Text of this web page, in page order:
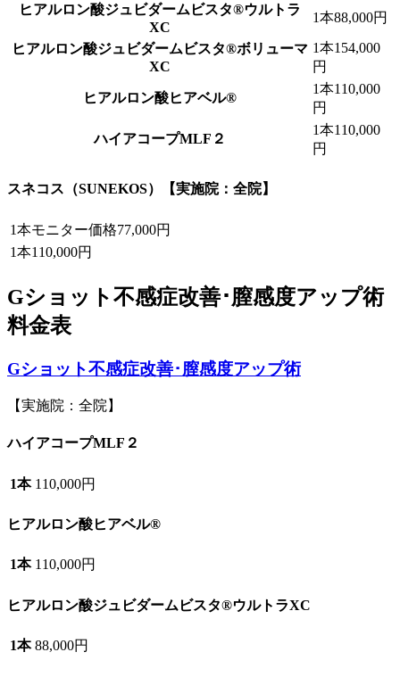
ヒアルロン酸ジュビダームビスタ®ウルトラ
XC
1本88,000円
ヒアルロン酸ジュビダームビスタ®ボリューマ
XC
1本154,000
円
ヒアルロン酸ヒアベル®
1本110,000
円
ハイアコープMLF２
1本110,000
円
スネコス（SUNEKOS） 【実施院：全院】
1本モニター価格77,000円
1本110,000円
Gショット不感症改善･膣感度アップ術
料金表
Gショット不感症改善･膣感度アップ術
【実施院：全院】
ハイアコープMLF２
1本 110,000円
ヒアルロン酸ヒアベル®
1本 110,000円
ヒアルロン酸ジュビダームビスタ®ウルトラXC
1本 88,000円